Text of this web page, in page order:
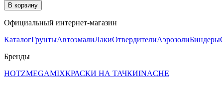
В корзину
Официальный интернет-магазин
КаталогГрунтыАвтоэмалиЛакиОтвердителиАэрозолиБиндеры
Бренды
HOTZMEGAMIXКРАСКИ НА ТАЧКИINACHE